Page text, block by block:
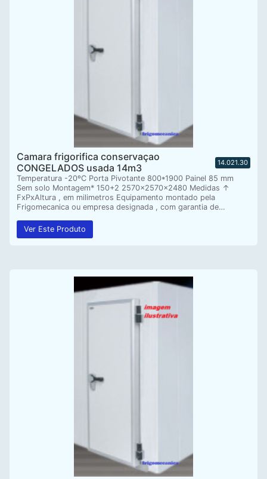
Camara frigorifica conservaçao
CONGELADOS usada 14m3
14.021.30
Temperatura -20ºC Porta Pivotante 800*1900 Painel 85 mm
Sem solo Montagem* 150+2 2570x2570x2480 Medidas ↑
FxPxAltura , em milimetros Equipamento montado pela
Frigomecanica ou empresa designada , com garantia de…
Ver Este Produto